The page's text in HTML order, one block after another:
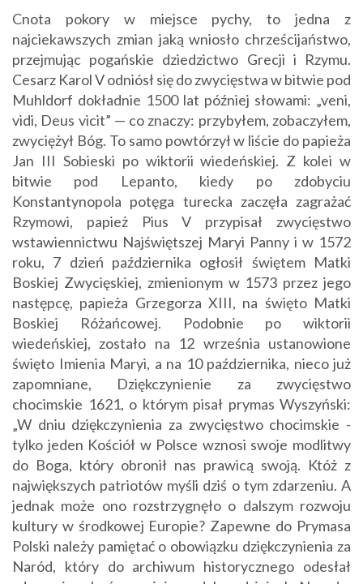
Cnota pokory w miejsce pychy, to jedna z
najciekawszych zmian jaką wniosło chrześcijaństwo,
przejmując pogańskie dziedzictwo Grecji i Rzymu.
Cesarz Karol V odniósł się do zwycięstwa w bitwie pod
Muhldorf dokładnie 1500 lat później słowami: „veni,
vidi, Deus vicit” — co znaczy: przybyłem, zobaczyłem,
zwyciężył Bóg. To samo powtórzył w liście do papieża
Jan III Sobieski po wiktorii wiedeńskiej. Z kolei w
bitwie pod Lepanto, kiedy po zdobyciu
Konstantynopola potęga turecka zaczęła zagrażać
Rzymowi, papież Pius V przypisał zwycięstwo
wstawiennictwu Najświętszej Maryi Panny i w 1572
roku, 7 dzień października ogłosił świętem Matki
Boskiej Zwycięskiej, zmienionym w 1573 przez jego
następcę, papieża Grzegorza XIII, na święto Matki
Boskiej Różańcowej. Podobnie po wiktorii
wiedeńskiej, zostało na 12 września ustanowione
święto Imienia Maryi, a na 10 października, nieco już
zapomniane, Dziękczynienie za zwycięstwo
chocimskie 1621, o którym pisał prymas Wyszyński:
„W dniu dziękczynienia za zwycięstwo chocimskie -
tylko jeden Kościół w Polsce wznosi swoje modlitwy
do Boga, który obronił nas prawicą swoją. Któż z
największych patriotów myśli dziś o tym zdarzeniu. A
jednak może ono rozstrzygnęło o dalszym rozwoju
kultury w środkowej Europie? Zapewne do Prymasa
Polski należy pamiętać o obowiązku dziękczynienia za
Naród, który do archiwum historycznego odesłał